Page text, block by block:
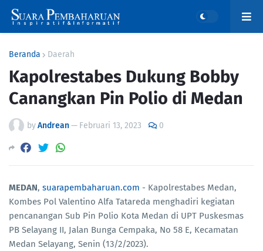
Beranda Daerah
Kapolrestabes Dukung Bobby
Canangkan Pin Polio di Medan
byAndrean— Februari 13, 2023 0
MEDAN, suarapembaharuan.com - Kapolrestabes Medan,
Kombes Pol Valentino Alfa Tatareda menghadiri kegiatan
pencanangan Sub Pin Polio Kota Medan di UPT Puskesmas
PB Selayang II, Jalan Bunga Cempaka, No 58 E, Kecamatan
Medan Selayang, Senin (13/2/2023).